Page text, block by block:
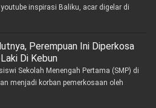
inspirasi Baliku, acar digelar di
Perempuan Ini Diperkosa
Di Kebun
Sekolah Menengah Pertama (SMP) di
menjadi korban pemerkosaan oleh